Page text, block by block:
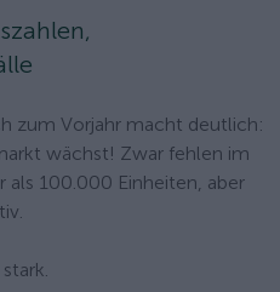
zum Vorjahr macht deutlich:
wächst! Zwar fehlen im
100.000 Einheiten, aber